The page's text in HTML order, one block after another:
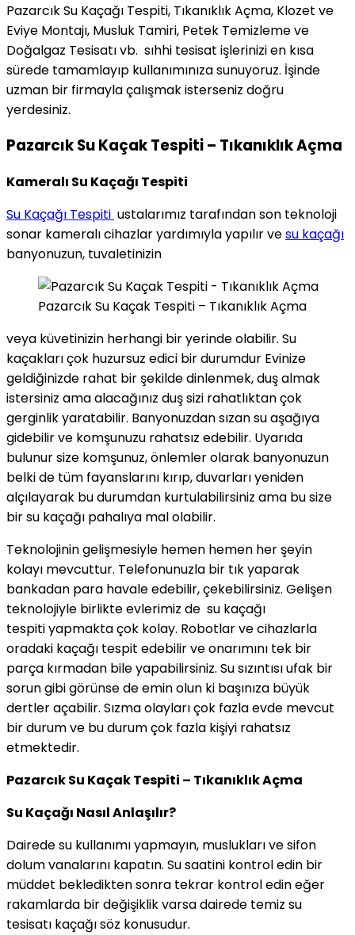
Pazarcık Su Kaçağı Tespiti, Tıkanıklık Açma, Klozet ve
Eviye Montajı, Musluk Tamiri, Petek Temizleme ve
Doğalgaz Tesisatı vb. sıhhi tesisat işlerinizi en kısa
sürede tamamlayıp kullanımınıza sunuyoruz. İşinde
uzman bir firmayla çalışmak isterseniz doğru
yerdesiniz.
Pazarcık Su Kaçak Tespiti – Tıkanıklık Açma
Kameralı Su Kaçağı Tespiti
Su Kaçağı Tespiti ustalarımız tarafından son teknoloji
sonar kameralı cihazlar yardımıyla yapılır vesu kaçağı
banyonuzun, tuvaletinizin
Pazarcık Su Kaçak Tespiti – Tıkanıklık Açma
veya küvetinizin herhangi bir yerinde olabilir. Su
kaçakları çok huzursuz edici bir durumdur Evinize
geldiğinizde rahat bir şekilde dinlenmek, duş almak
istersiniz ama alacağınız duş sizi rahatlıktan çok
gerginlik yaratabilir. Banyonuzdan sızan su aşağıya
gidebilir ve komşunuzu rahatsız edebilir. Uyarıda
bulunur size komşunuz, önlemler olarak banyonuzun
belki de tüm fayanslarını kırıp, duvarları yeniden
alçılayarak bu durumdan kurtulabilirsiniz ama bu size
bir su kaçağı pahalıya mal olabilir.
Teknolojinin gelişmesiyle hemen hemen her şeyin
kolayı mevcuttur. Telefonunuzla bir tık yaparak
bankadan para havale edebilir, çekebilirsiniz. Gelişen
teknolojiyle birlikte evlerimiz de su kaçağı
tespiti yapmakta çok kolay. Robotlar ve cihazlarla
oradaki kaçağı tespit edebilir ve onarımını tek bir
parça kırmadan bile yapabilirsiniz. Su sızıntısı ufak bir
sorun gibi görünse de emin olun ki başınıza büyük
dertler açabilir. Sızma olayları çok fazla evde mevcut
bir durum ve bu durum çok fazla kişiyi rahatsız
etmektedir.
Pazarcık Su Kaçak Tespiti – Tıkanıklık Açma
Su Kaçağı Nasıl Anlaşılır?
Dairede su kullanımı yapmayın, muslukları ve sifon
dolum vanalarını kapatın. Su saatini kontrol edin bir
müddet bekledikten sonra tekrar kontrol edin eğer
rakamlarda bir değişiklik varsa dairede temiz su
tesisatı kaçağı söz konusudur.